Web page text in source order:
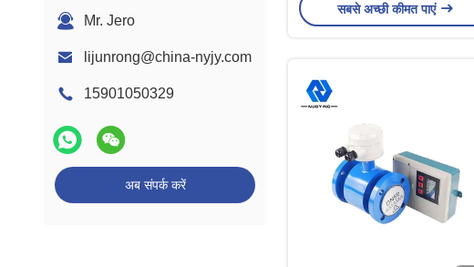
Mr. Jero
lijunrong@china-nyjy.com
15901050329
अब संपर्क करें
सबसे अच्छी कीमत पाएं